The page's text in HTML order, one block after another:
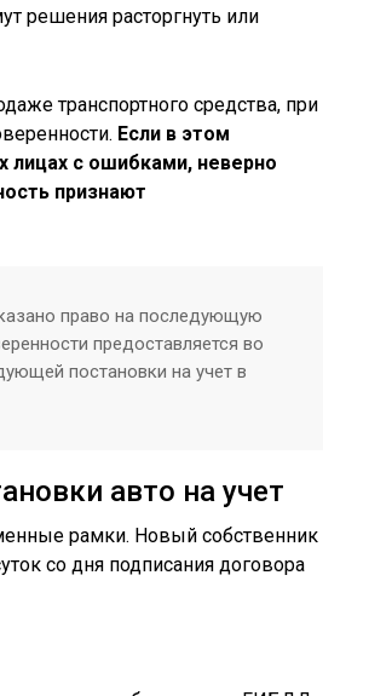
решения расторгнуть или
транспортного средства, при
Если в этом
лицах с ошибками, неверно
признают
право на последующую
предоставляется во
постановки на учет в
авто на учет
рамки. Новый собственник
со дня подписания договора